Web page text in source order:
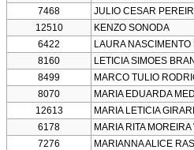
7468
JULIO CESAR
12510
KENZO SONODA
6422
LAURA NASCIMENTO
8160
LETICIA SIMOES
8499
MARCO TULIO
8070
MARIA EDUARDA
12613
MARIA LETICIA
6178
MARIA RITA
7276
MARIANNA ALICE